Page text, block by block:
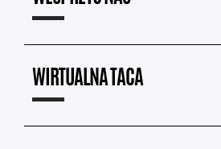
WIRTUALNA TACA